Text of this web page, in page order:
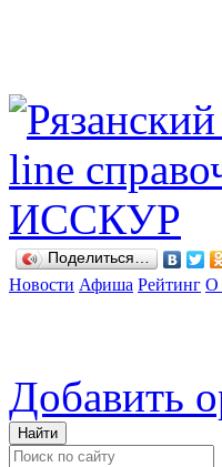
Поделиться…
Новости Афиша Рейтинг О
Добавить